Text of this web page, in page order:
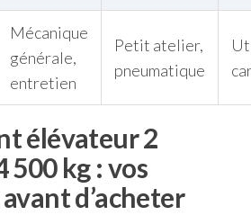
Mécanique
générale,
entretien
Petit atelier,
pneumatique
élévateur 2
500 kg : vos
d’acheter